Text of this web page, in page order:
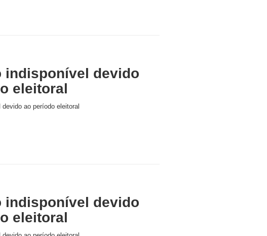
indisponível devido
eleitoral
ao período eleitoral
indisponível devido
eleitoral